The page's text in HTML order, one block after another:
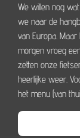
We willen nog
we naar de
van Europa.
morgen vroeg
zetten onze
heerlijke weer.
het menu (van